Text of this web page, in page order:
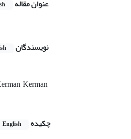
عنوان مقاله
نویسندگان
Kerman,
چکیده
English